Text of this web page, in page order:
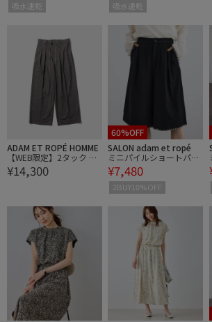
吸水速乾
吸水速乾
ADAM ET ROPÉ HOMME
【WEB限定】2タック ワ
イドストレート ストライ
プ ドカンスラックス / ド
ツ / 定番 / ユニセックス
¥14,300
60%OFF
SALON adam et ropé
ミニパイルショートパン
ツ / セットアップ対応
¥7,480
2BUY10%OFF